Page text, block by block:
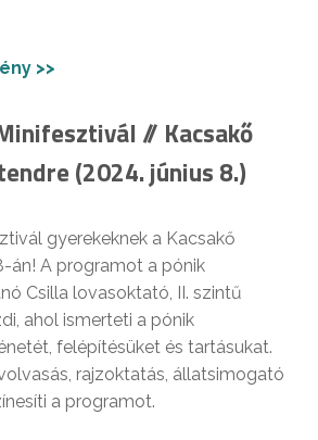
>>
// Kacsakő
(2024. június 8.)
gyerekeknek a Kacsakő
án! A programot a pónik
Csilla lovasoktató, II. szintű
ahol ismerteti a pónik
felépítésüket és tartásukat.
rajzoktatás, állatsimogató
a programot.